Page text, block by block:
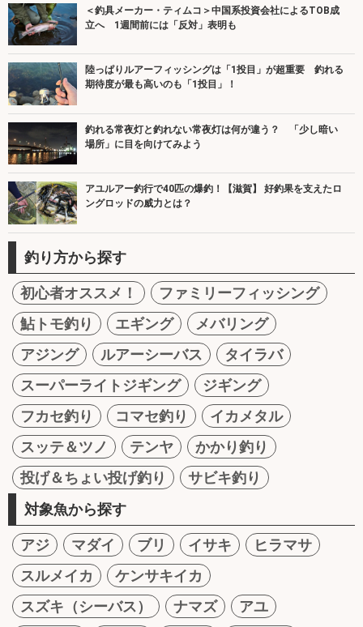
＜釣具メーカー・ティムコ＞中国系投資会社によるTOB成
立へ 1週間前には「反対」表明も
陸っぱりルアーフィッシングは「1投目」が超重要 釣れる
期待度が最も高いのも「1投目」！
釣れる常夜灯と釣れない常夜灯は何が違う？ 「少し暗い
場所」に目を向けてみよう
アユルアー釣行で40匹の爆釣！【滋賀】 好釣果を支えたロ
ングロッドの威力とは？
釣り方から探す
初心者オススメ！
ファミリーフィッシング
鮎トモ釣り
エギング
メバリング
アジング
ルアーシーバス
タイラバ
スーパーライトジギング
ジギング
フカセ釣り
コマセ釣り
イカメタル
スッテ＆ツノ
テンヤ
かかり釣り
投げ＆ちょい投げ釣り
サビキ釣り
対象魚から探す
アジ マダイ ブリ イサキ
ヒラマサ
スルメイカ
ケンサキイカ
スズキ（シーバス）
ナマズ
アユ